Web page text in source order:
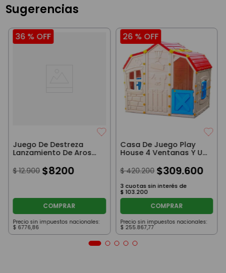
Sugerencias
36 % OFF
Juego De Destreza
Lanzamiento De Aros
$ 12.900 $8200
COMPRAR
Precio sin impuestos nacionales:
$ 6776,86
26 % OFF
Casa De Juego Play
House 4 Ventanas Y Un
$ 420.200 $309.600
3 cuotas sin interés de
$103.200
COMPRAR
Precio sin impuestos nacionales:
$ 255.867,77